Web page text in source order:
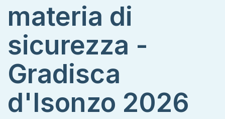
materia di
sicurezza -
Gradisca
d'Isonzo 2026